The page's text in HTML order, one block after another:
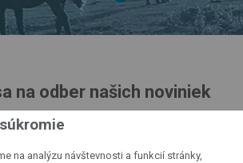
na odber našich noviniek
oceníte. Príklady, ako správne používať
ne starať alebo
na analýzu návštevnosti a funkcií stránky,